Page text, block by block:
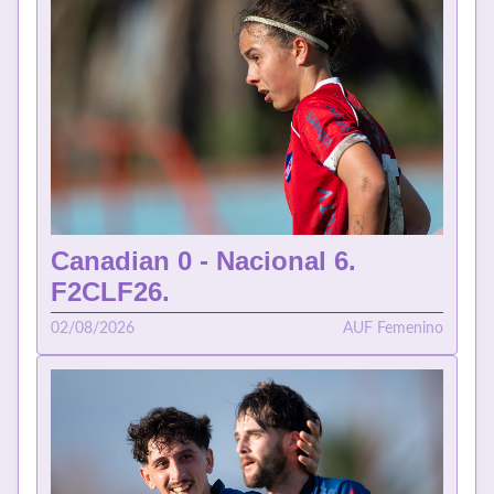
Canadian 0 - Nacional 6.
F2CLF26.
02/08/2026 AUF Femenino